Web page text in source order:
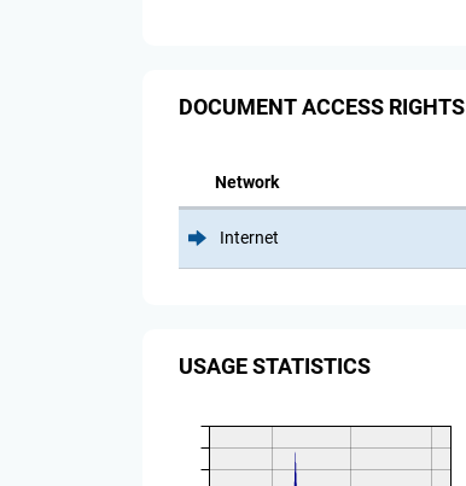
DOCUMENT ACCESS RIGHTS
Network
Internet
USAGE STATISTICS